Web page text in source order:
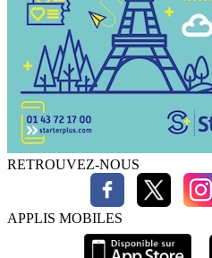
RETROUVEZ-NOUS
APPLIS MOBILES